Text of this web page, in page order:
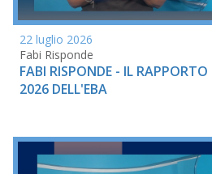
22 luglio 2026
Fabi Risponde
FABI RISPONDE - IL
2026 DELL'EBA